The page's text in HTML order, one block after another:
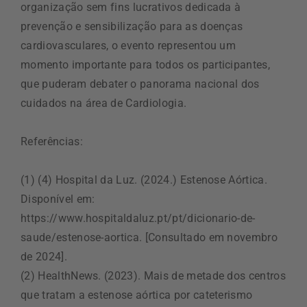
organização sem fins lucrativos dedicada à
prevenção e sensibilização para as doenças
cardiovasculares, o evento representou um
momento importante para todos os participantes,
que puderam debater o panorama nacional dos
cuidados na área de Cardiologia.
Referências:
(1) (4) Hospital da Luz. (2024.) Estenose Aórtica.
Disponível em:
https://www.hospitaldaluz.pt/pt/dicionario-de-
saude/estenose-aortica. [Consultado em novembro
de 2024].
(2) HealthNews. (2023). Mais de metade dos centros
que tratam a estenose aórtica por cateterismo